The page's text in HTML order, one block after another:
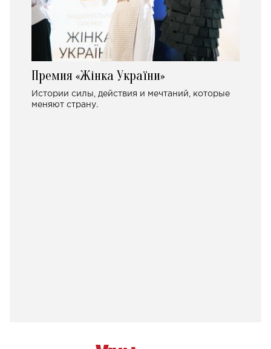
Премия «Жінка України»
Истории силы, действия и мечтаний, которые
меняют страну.